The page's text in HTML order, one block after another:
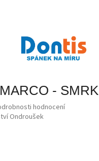
- SMRK
hodnocení
Ondroušek